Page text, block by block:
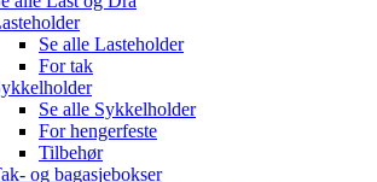
Se alle Lasteholder
For tak
Se alle Sykkelholder
For hengerfeste
Tilbehør
og bagasjebokser